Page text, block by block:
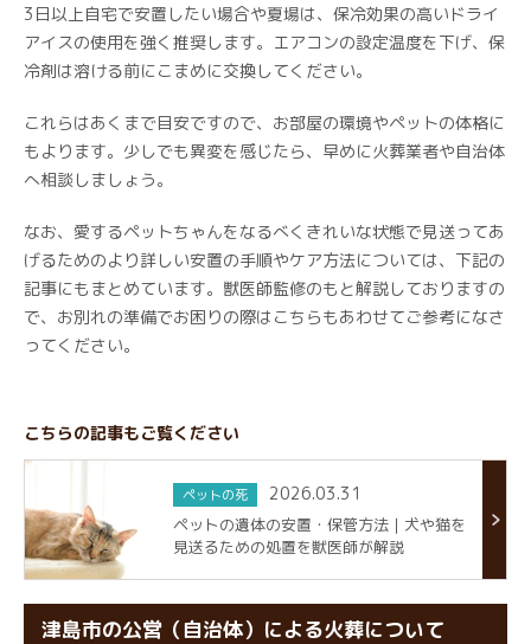
3日以上自宅で安置したい場合や夏場は、保冷効果の高いドライ
アイスの使用を強く推奨します。エアコンの設定温度を下げ、保
冷剤は溶ける前にこまめに交換してください。
これらはあくまで目安ですので、お部屋の環境やペットの体格に
もよります。少しでも異変を感じたら、早めに火葬業者や自治体
へ相談しましょう。
なお、愛するペットちゃんをなるべくきれいな状態で見送ってあ
げるためのより詳しい安置の手順やケア方法については、下記の
記事にもまとめています。獣医師監修のもと解説しておりますの
で、お別れの準備でお困りの際はこちらもあわせてご参考になさ
ってください。
こちらの記事もご覧ください
ペットの死 2026.03.31
ペットの遺体の安置・保管方法｜犬や猫を
見送るための処置を獣医師が解説
津島市の公営（自治体）による火葬について